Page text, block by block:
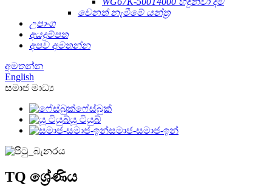
වෙනත් නැමීමේ යන්ත්‍ර
උපාංග
අයදුම්පත
අපව අමතන්න
අමතන්න
English
සමාජ මාධ්‍ය
ෆේස්බුක්
යූ ටියුබ්
සමාජ-සමාජ-ඉන්
TQ ශ්‍රේණිය